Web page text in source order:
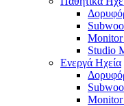
Monitor
Studio
Ενεργά Ηχεία
Monitor